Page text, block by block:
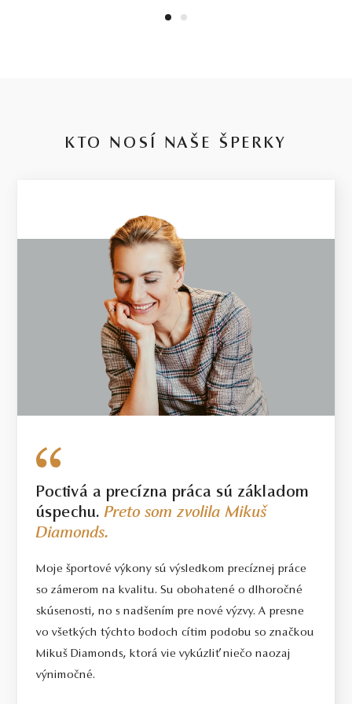
1 2
KTO NOSÍ NAŠE ŠPERKY
Poctivá a precízna práca sú základom
úspechu.Preto som zvolila Mikuš
Diamonds.
Moje športové výkony sú výsledkom precíznej práce
so zámerom na kvalitu. Su obohatené o dlhoročné
skúsenosti, no s nadšením pre nové výzvy. A presne
vo všetkých týchto bodoch cítim podobu so značkou
Mikuš Diamonds, ktorá vie vykúzliť niečo naozaj
výnimočné.